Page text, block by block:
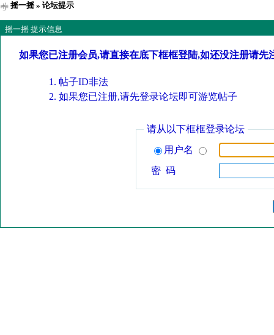
摇一摇» 论坛提示
摇一摇 提示信息
如果您已注册会员,请直接在底下框框登陆,如还没注册请先
帖子ID非法
如果您已注册,请先登录论坛即可游览帖子
请从以下框框登录论坛
用户名
密 码